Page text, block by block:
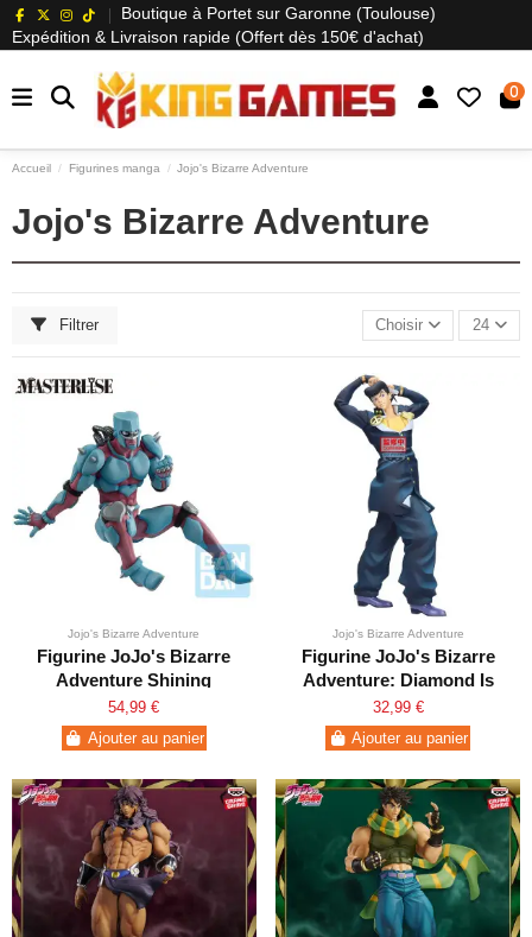
Boutique à Portet sur Garonne (Toulouse)
Expédition & Livraison rapide (Offert dès 150€ d'achat)
0
Accueil Figurines manga Jojo's Bizarre Adventure
Jojo's Bizarre Adventure
Filtrer Choisir 24
Jojo's Bizarre Adventure
Figurine JoJo's Bizarre
Adventure Shining
Diamond Ichibansho
54,99 €
Ajouter au panier
Jojo's Bizarre Adventure
Figurine JoJo's Bizarre
Adventure: Diamond Is
Unbreakable Josuke
Higashikata Mometria
32,99 €
Ajouter au panier